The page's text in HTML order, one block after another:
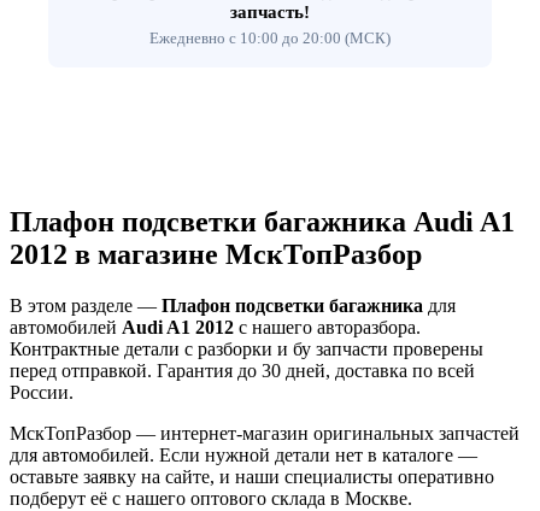
запчасть!
Ежедневно с 10:00 до 20:00 (МСК)
Плафон подсветки багажника Audi A1
2012 в магазине МскТопРазбор
В этом разделе — Плафон подсветки багажника для
автомобилей Audi A1 2012 с нашего авторазбора.
Контрактные детали с разборки и бу запчасти проверены
перед отправкой. Гарантия до 30 дней, доставка по всей
России.
МскТопРазбор — интернет-магазин оригинальных запчастей
для автомобилей. Если нужной детали нет в каталоге —
оставьте заявку на сайте, и наши специалисты оперативно
подберут её с нашего оптового склада в Москве.